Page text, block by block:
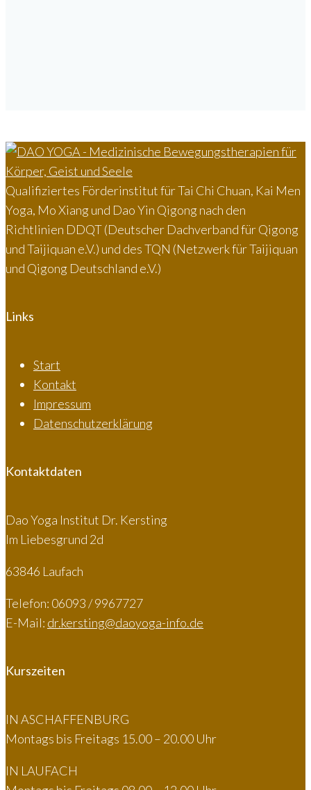
Qualifiziertes Förderinstitut für Tai Chi Chuan, Kai Men
Yoga, Mo Xiang und Dao Yin Qigong nach den
Richtlinien DDQT (Deutscher Dachverband für Qigong
und Taijiquan e.V.) und des TQN (Netzwerk für Taijiquan
und Qigong Deutschland e.V.)
Links
Start
Kontakt
Impressum
Datenschutzerklärung
Kontaktdaten
Dao Yoga Institut Dr. Kersting
Im Liebesgrund 2d
63846 Laufach
Telefon: 06093 / 9967727
E-Mail: dr.kersting@daoyoga-info.de
Kurszeiten
IN ASCHAFFENBURG
Montags bis Freitags 15.00 – 20.00 Uhr
IN LAUFACH